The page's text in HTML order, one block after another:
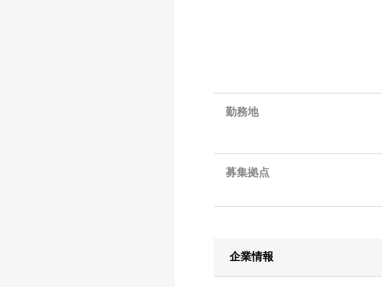
勤務地
募集拠点
企業情報